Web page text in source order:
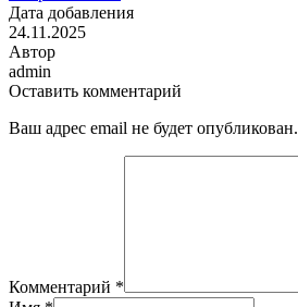
Дата добавления
24.11.2025
Автор
admin
Оставить комментарий
Ваш адрес email не будет опубликован.
Комментарий *